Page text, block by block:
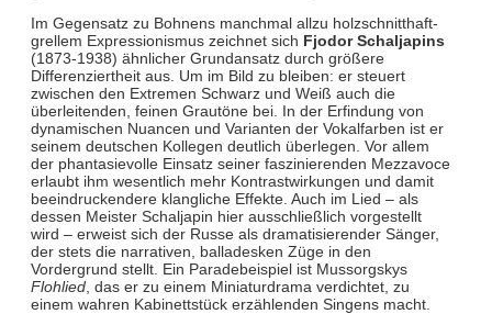
Im Gegensatz zu Bohnens manchmal allzu holzschnitthaft-
grellem Expressionismus zeichnet sich Fjodor Schaljapins
(1873-1938) ähnlicher Grundansatz durch größere
Differenziertheit aus. Um im Bild zu bleiben: er steuert
zwischen den Extremen Schwarz und Weiß auch die
überleitenden, feinen Grautöne bei. In der Erfindung von
dynamischen Nuancen und Varianten der Vokalfarben ist er
seinem deutschen Kollegen deutlich überlegen. Vor allem
der phantasievolle Einsatz seiner faszinierenden Mezzavoce
erlaubt ihm wesentlich mehr Kontrastwirkungen und damit
beeindruckendere klangliche Effekte. Auch im Lied – als
dessen Meister Schaljapin hier ausschließlich vorgestellt
wird – erweist sich der Russe als dramatisierender Sänger,
der stets die narrativen, balladesken Züge in den
Vordergrund stellt. Ein Paradebeispiel ist Mussorgskys
Flohlied, das er zu einem Miniaturdrama verdichtet, zu
einem wahren Kabinettstück erzählenden Singens macht.